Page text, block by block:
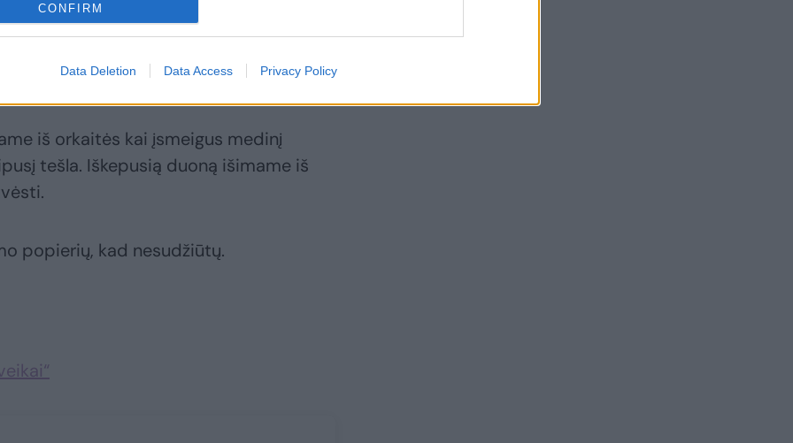
CONFIRM
Data Deletion Data Access Privacy Policy
kepimo formą duonai, prieš tai ją
iš orkaitės kai įsmeigus medinį
tešla. Iškepusią duoną išimame iš
popierių, kad nesudžiūtų.